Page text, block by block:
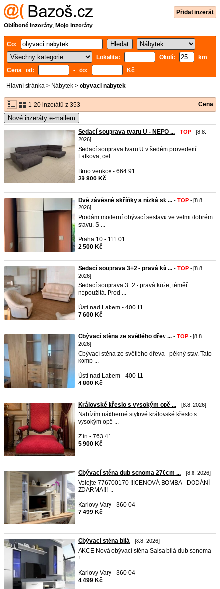
Přidat inzerát
Oblíbené inzeráty, Moje inzeráty
Co:
Lokalita:
Okolí:
km
Cena od:
- do: Kč
Hlavní stránka > Nábytek > obyvaci nabytek
1-20 inzerátů z 353 Cena
Nové inzeráty e-mailem
Sedací souprava tvaru U - NEPO ... - TOP - [8.8.
2026]
Sedací souprava tvaru U v šedém provedení.
Látková, cel ...
Brno venkov - 664 91
29 800 Kč
Dvě závěsné skříňky a nízká sk ... - TOP - [8.8.
2026]
Prodám moderní obývací sestavu ve velmi dobrém
stavu. S ...
Praha 10 - 111 01
2 500 Kč
Sedací souprava 3+2 - pravá ků ... - TOP - [8.8.
2026]
Sedací souprava 3+2 - pravá kůže, téměř
nepoužitá. Prod ...
Ústí nad Labem - 400 11
7 600 Kč
Obývací stěna ze světlého dřev ... - TOP - [8.8.
2026]
Obývací stěna ze světlého dřeva - pěkný stav. Tato
komb ...
Ústí nad Labem - 400 11
4 800 Kč
Královské křeslo s vysokým opě ... - [8.8. 2026]
Nabízím nádherné stylové královské křeslo s
vysokým opě ...
Zlín - 763 41
5 900 Kč
Obývací stěna dub sonoma 270cm ... - [8.8. 2026]
Volejte 776700170 !!!CENOVÁ BOMBA - DODÁNÍ
ZDARMA!!! ...
Karlovy Vary - 360 04
7 499 Kč
Obývací stěna bílá - [8.8. 2026]
AKCE Nová obývací stěna Salsa bílá dub sonoma
! ...
Karlovy Vary - 360 04
4 499 Kč